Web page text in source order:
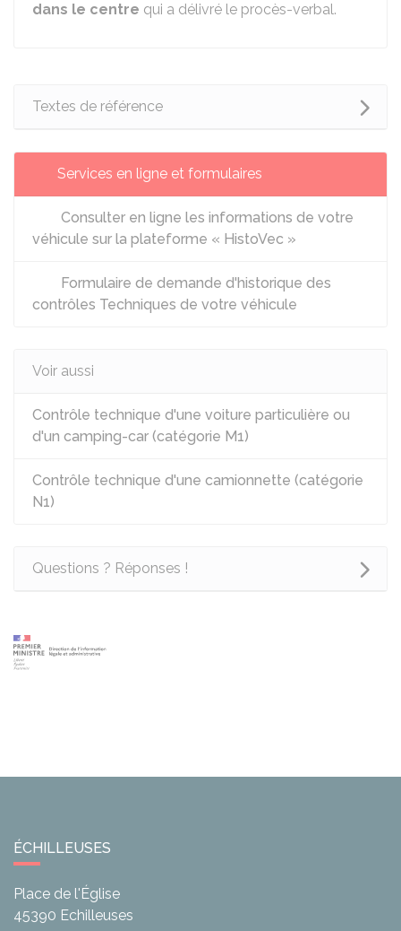
dans le centre qui a délivré le procès-verbal.
Textes de référence
Services en ligne et formulaires
Consulter en ligne les informations de votre
véhicule sur la plateforme « HistoVec »
Formulaire de demande d'historique des
contrôles Techniques de votre véhicule
Voir aussi
Contrôle technique d'une voiture particulière ou
d'un camping-car (catégorie M1)
Contrôle technique d'une camionnette (catégorie
N1)
Questions ? Réponses !
ÉCHILLEUSES
Place de l'Église
45390 Echilleuses